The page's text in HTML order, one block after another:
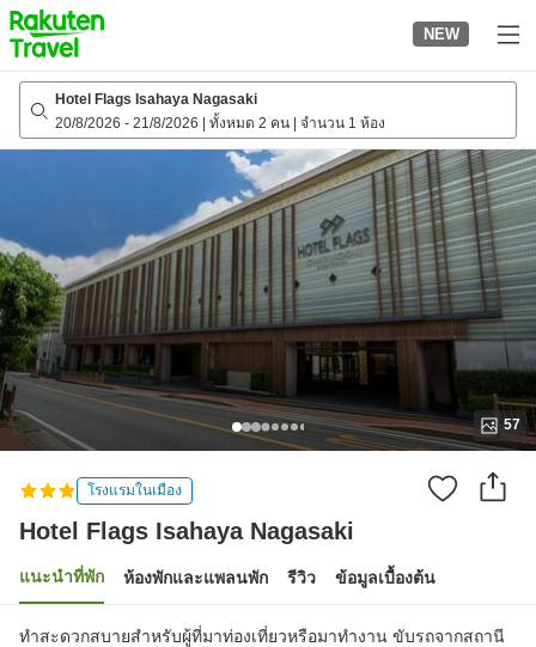
to
top
page
NEW
Hotel Flags Isahaya Nagasaki
20/8/2026 - 21/8/2026 ทั้งหมด 2 คน จำนวน 1 ห้อง
57
โรงแรมในเมือง
Hotel Flags Isahaya Nagasaki
แนะนำที่พัก ห้องพักและแพลนพัก รีวิว ข้อมูลเบื้องต้น
ทำสะดวกสบายสำหรับผู้ที่มาท่องเที่ยวหรือมาทำงาน ขับรถจากสถานี